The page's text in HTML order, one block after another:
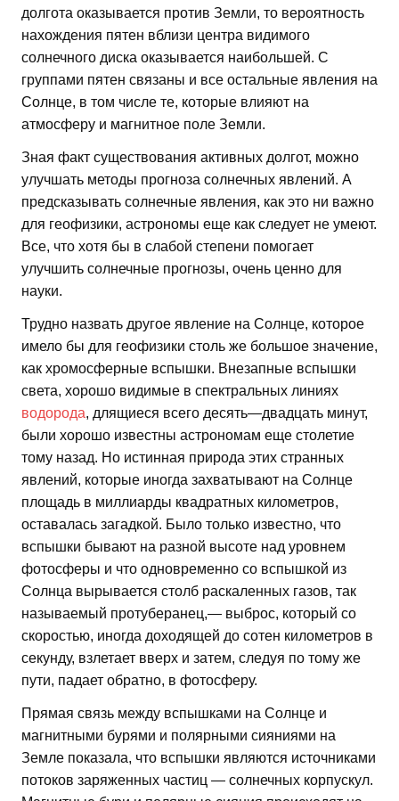
долгота оказывается против Земли, то вероятность
нахождения пятен вблизи центра видимого
солнечного диска оказывается наибольшей. С
группами пятен связаны и все остальные явления на
Солнце, в том числе те, которые влияют на
атмосферу и магнитное поле Земли.
Зная факт существования активных долгот, можно
улучшать методы прогноза солнечных явлений. А
предсказывать солнечные явления, как это ни важно
для геофизики, астрономы еще как следует не умеют.
Все, что хотя бы в слабой степени помогает
улучшить солнечные прогнозы, очень ценно для
науки.
Трудно назвать другое явление на Солнце, которое
имело бы для геофизики столь же большое значение,
как хромосферные вспышки. Внезапные вспышки
света, хорошо видимые в спектральных линиях
водорода, длящиеся всего десять—двадцать минут,
были хорошо известны астрономам еще столетие
тому назад. Но истинная природа этих странных
явлений, которые иногда захватывают на Солнце
площадь в миллиарды квадратных километров,
оставалась загадкой. Было только известно, что
вспышки бывают на разной высоте над уровнем
фотосферы и что одновременно со вспышкой из
Солнца вырывается столб раскаленных газов, так
называемый протуберанец,— выброс, который со
скоростью, иногда доходящей до сотен километров в
секунду, взлетает вверх и затем, следуя по тому же
пути, падает обратно, в фотосферу.
Прямая связь между вспышками на Солнце и
магнитными бурями и полярными сияниями на
Земле показала, что вспышки являются источниками
потоков заряженных частиц — солнечных корпускул.